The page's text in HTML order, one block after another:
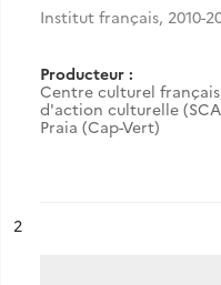
Institut français, 2010-
Producteur :
Centre culturel
d'action culturelle
Praia (Cap-Vert)
n°
2